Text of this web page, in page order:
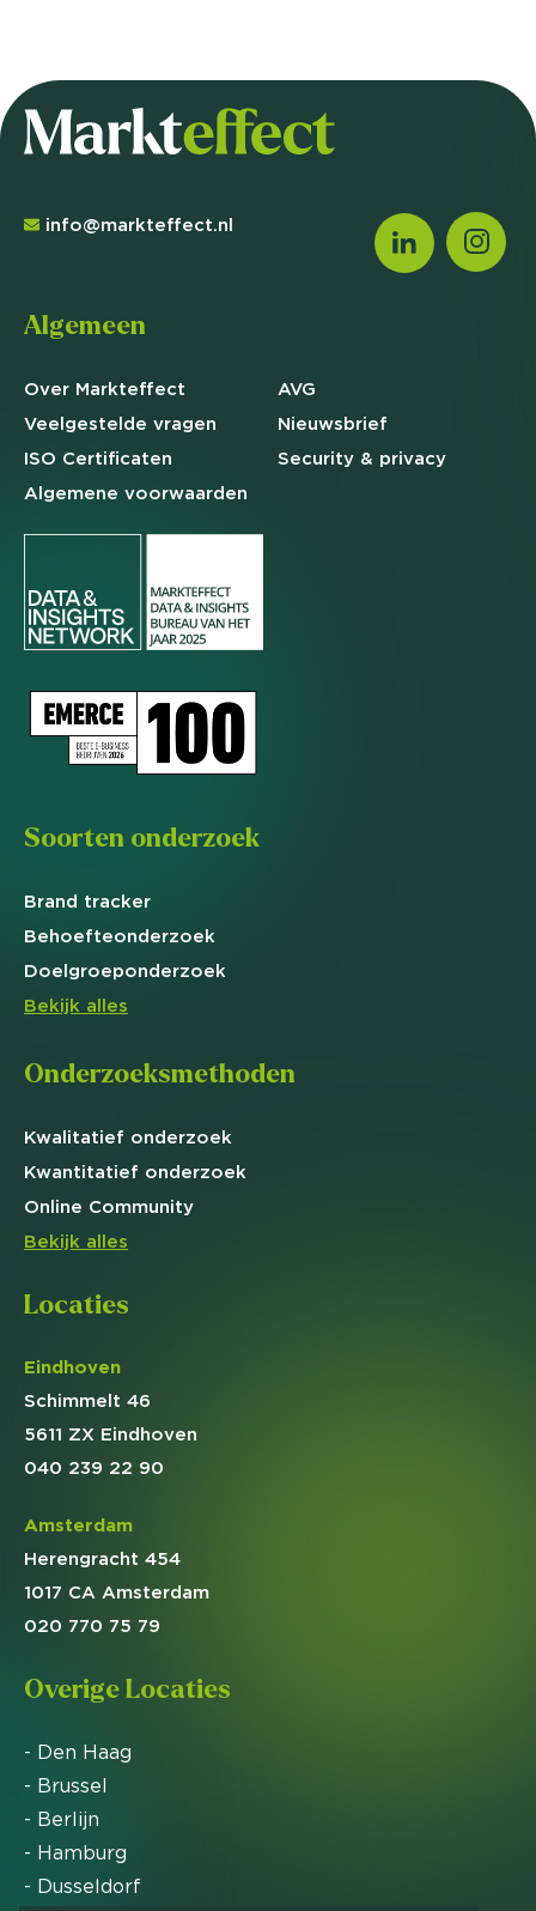
info@markteffect.nl
Algemeen
Over Markteffect
Veelgestelde vragen
ISO Certificaten
Algemene voorwaarden
AVG
Nieuwsbrief
Security & privacy
Soorten onderzoek
Brand tracker
Behoefteonderzoek
Doelgroeponderzoek
Bekijk alles
Onderzoeksmethoden
Kwalitatief onderzoek
Kwantitatief onderzoek
Online Community
Bekijk alles
Locaties
Eindhoven
Schimmelt 46
5611 ZX Eindhoven
040 239 22 90
Amsterdam
Herengracht 454
1017 CA Amsterdam
020 770 75 79
Overige Locaties
- Den Haag
- Brussel
- Berlijn
- Hamburg
- Dusseldorf